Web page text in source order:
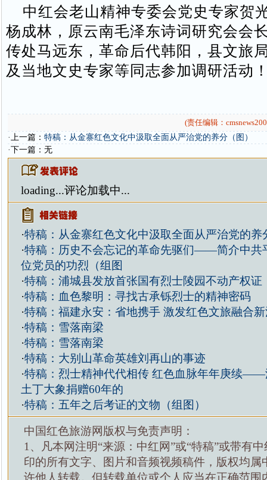
中红会老山精神专委会党史专家贺
杨成林，原云南毛泽东诗词研究会会
传处马远东，革命后代韩阳，县文旅
及当地文史专家等同志参加调研活动
(责任编辑：
·上一篇： 特稿：从金寨红色文化中汲取全面从严治党的养分（图）
·下一篇：无
loading...评论加载中...
·特稿：从金寨红色文化中汲取全面从严治党的养
·特稿：历史不会忘记的革命先驱们——简介中共
位党员的功烈（组图
·特稿：浦城县发放首张国有烈士陵园不动产权证
·特稿：血色黎明：寻找古承铄烈士的精神密码
·特稿：福建永安：省地携手 激发红色文旅融合
·特稿：雪落南梁
·特稿：雪落南梁
·特稿：大别山革命英雄刘再山的事迹
·特稿：烈士精神代代相传 红色血脉年年庚续——
土丁大象捐赠60年的
·特稿：五年之后考证的文物（组图）
中国红色旅游网版权与免责声明：
1、凡本网注明“来源：中红网”或“特稿”或带有
印的所有文字、图片和音频视频稿件，版权均属
许他人转载。但转载单位或个人应当在正确范围